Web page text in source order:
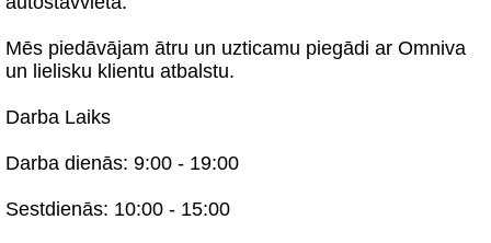
Mēs piedāvājam ātru un uzticamu piegādi ar Omniva
un lielisku klientu atbalstu.
Darba Laiks
Darba dienās: 9:00 - 19:00
Sestdienās: 10:00 - 15:00